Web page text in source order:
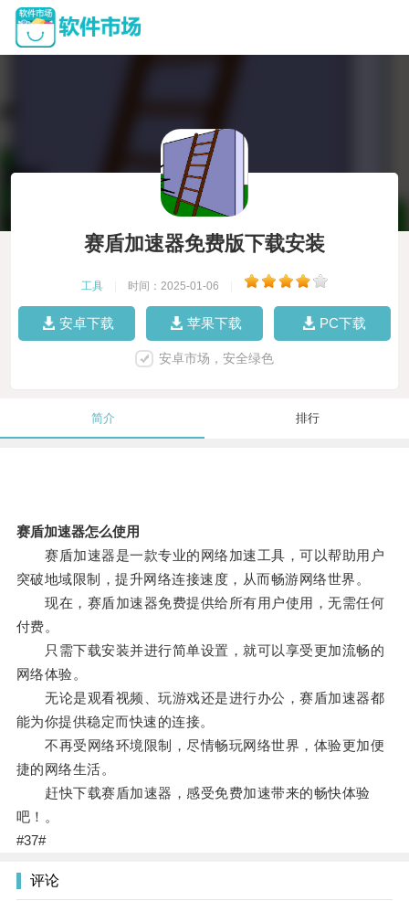
赛盾加速器免费版下载安装
工具 时间：2025-01-06
安卓下载 苹果下载 PC下载
安卓市场，安全绿色
简介 排行
赛盾加速器怎么使用
赛盾加速器是一款专业的网络加速工具，可以帮助用户
突破地域限制，提升网络连接速度，从而畅游网络世界。
现在，赛盾加速器免费提供给所有用户使用，无需任何
付费。
只需下载安装并进行简单设置，就可以享受更加流畅的
网络体验。
无论是观看视频、玩游戏还是进行办公，赛盾加速器都
能为你提供稳定而快速的连接。
不再受网络环境限制，尽情畅玩网络世界，体验更加便
捷的网络生活。
赶快下载赛盾加速器，感受免费加速带来的畅快体验
吧！。
#37#
评论